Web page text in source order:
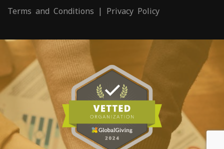
Terms and Conditions | Privacy Policy